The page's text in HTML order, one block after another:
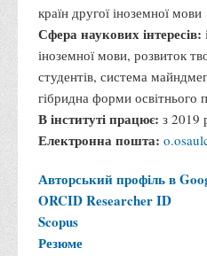
Графіки освітнього процесу
Реєстр вибіркових дисциплін
Студентське наукове
ТОП-20 кращих студентів
ТОП-20 кращих студентів
ТОП-20 кращих студентів
ТОП-20 кращих студентів
ТОП-20 кращих студентів
країн другої іноземної мови
Сфера наукових інтересів:
іноземної мови, розвиток
студентів, система
гібридна форми освітнього
В інституті працює: з 2019
Електронна пошта:
Авторський профіль в
ORCIDResearcher ID
Scopus
Резюме